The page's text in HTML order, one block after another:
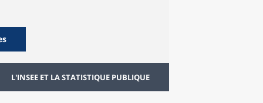
L'INSEE ET LA STATISTIQUE PUBLIQUE